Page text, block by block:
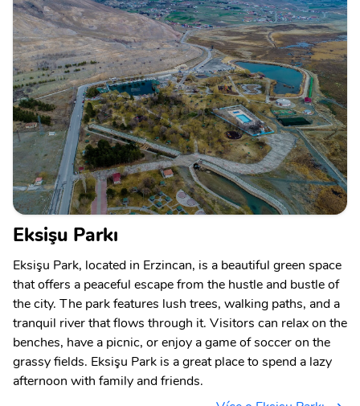
Eksişu Parkı
Eksişu Park, located in Erzincan, is a beautiful green space
that offers a peaceful escape from the hustle and bustle of
the city. The park features lush trees, walking paths, and a
tranquil river that flows through it. Visitors can relax on the
benches, have a picnic, or enjoy a game of soccer on the
grassy fields. Eksişu Park is a great place to spend a lazy
afternoon with family and friends.